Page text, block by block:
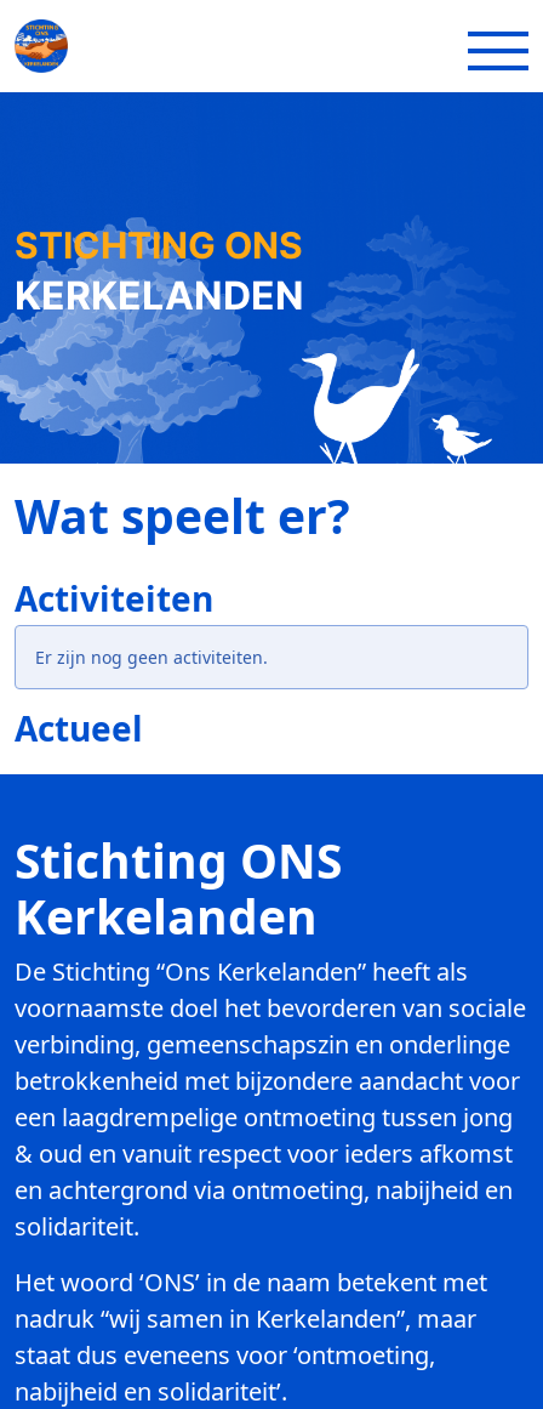
Overslaan en naar hoofdinhoud gaan
Toegankelijkheidsmenu openen
STICHTING ONS
KERKELANDEN
Wat speelt er?
Activiteiten
Er zijn nog geen activiteiten.
Actueel
Stichting ONS
Kerkelanden
De Stichting “Ons Kerkelanden” heeft als
voornaamste doel het bevorderen van sociale
verbinding, gemeenschapszin en onderlinge
betrokkenheid met bijzondere aandacht voor
een laagdrempelige ontmoeting tussen jong
& oud en vanuit respect voor ieders afkomst
en achtergrond via ontmoeting, nabijheid en
solidariteit.
Het woord ‘ONS’ in de naam betekent met
nadruk “wij samen in Kerkelanden”, maar
staat dus eveneens voor ‘ontmoeting,
nabijheid en solidariteit’.